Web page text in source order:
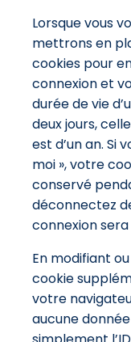
Lorsque vous
mettrons en
cookies pour
connexion et
durée de vie
deux jours,
est d’un an. Si
moi », votre
conservé
déconnectez
connexion
En modifiant
cookie
votre
aucune